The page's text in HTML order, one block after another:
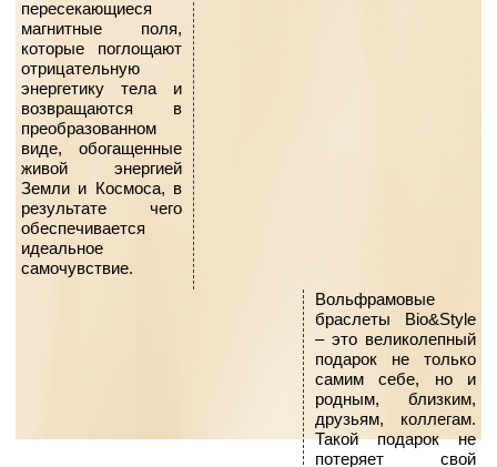
пересекающиеся
магнитные поля,
которые поглощают
отрицательную
энергетику тела и
возвращаются в
преобразованном
виде, обогащенные
живой энергией
Земли и Космоса, в
результате чего
обеспечивается
идеальное
самочувствие.
Вольфрамовые
браслеты Bio&Style
– это великолепный
подарок не только
самим себе, но и
родным, близким,
друзьям, коллегам.
Такой подарок не
потеряет свой